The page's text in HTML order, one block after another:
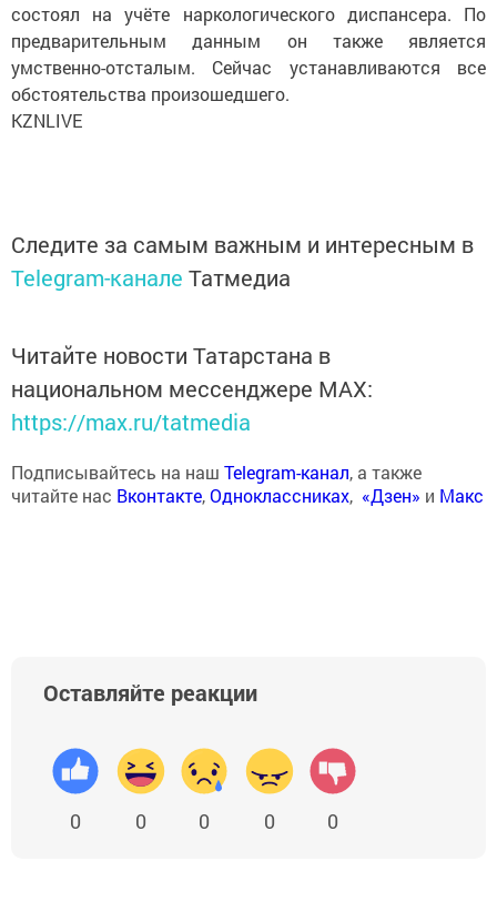
состоял на учёте наркологического диспансера. По
предварительным данным он также является
умственно-отсталым. Сейчас устанавливаются все
обстоятельства произошедшего.
KZNLIVE
Следите за самым важным и интересным в
Telegram-канале Татмедиа
Читайте новости Татарстана в
национальном мессенджере MАХ:
https://max.ru/tatmedia
Подписывайтесь на наш Telegram-канал, а также
читайте нас Вконтакте,Одноклассниках, «Дзен» и Макс
Оставляйте реакции
0 0 0 0 0